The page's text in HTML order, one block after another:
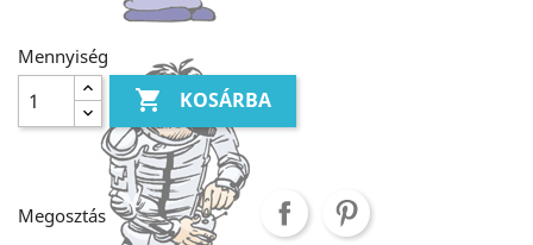
Mennyiség
 KOSÁRBA
Megosztás